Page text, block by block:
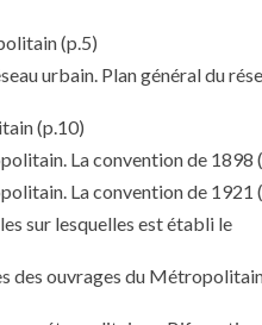
(p.5)
urbain. Plan général du
(p.10)
La convention de 1898
La convention de 1921
sur lesquelles est établi le
des ouvrages du